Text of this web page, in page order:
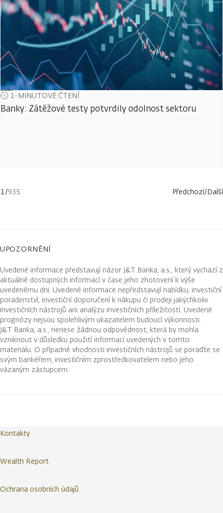
1-MINUTOVÉ ČTENÍ
Banky: Zátěžové testy potvrdily odolnost sektoru
1/935 Předchozí/Další
UPOZORNĚNÍ
Uvedené informace představují názor J&T Banka, a.s., který vychází z
aktuálně dostupných informací v čase jeho zhotovení k výše
uvedenému dni. Uvedené informace nepředstavují nabídku, investiční
poradenství, investiční doporučení k nákupu či prodeji jakýchkoliv
investičních nástrojů ani analýzu investičních příležitostí. Uvedené
prognózy nejsou spolehlivým ukazatelem budoucí výkonnosti.
J&T Banka, a.s., nenese žádnou odpovědnost, která by mohla
vzniknout v důsledku použití informací uvedených v tomto
materiálu. O případné vhodnosti investičních nástrojů se poraďte se
svým bankéřem, investičním zprostředkovatelem nebo jeho
vázaným zástupcem.
Kontakty
Wealth Report
Ochrana osobních údajů